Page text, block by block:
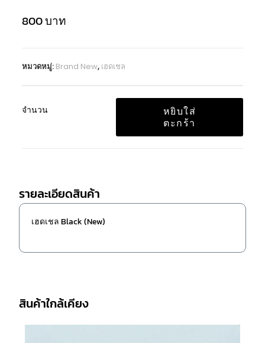
800บาท
หมวดหมู่: Brand New, เฮดเชล
จำนวน
หยิบใส่
ตะกร้า
รายละเอียดสินค้า
เฮดเชล Black (New)
สินค้าใกล้เคียง